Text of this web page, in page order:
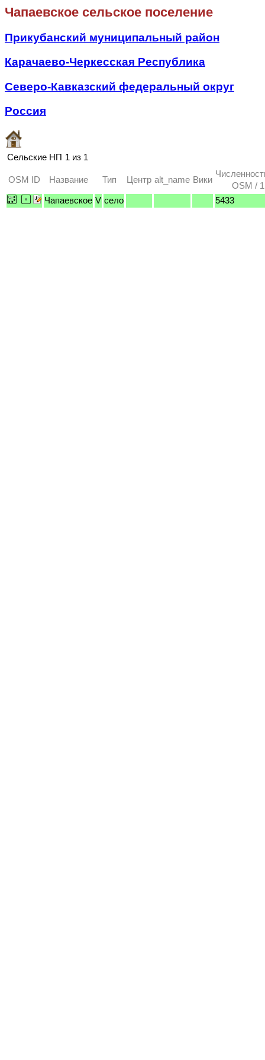
Чапаевское сельское поселение
Прикубанский муниципальный район
Карачаево-Черкесская Республика
Северо-Кавказский федеральный округ
Россия
Сельские НП 1 из 1
OSM ID Название Тип Центр alt_name Вики
OSM /
Чапаевское V село 5433